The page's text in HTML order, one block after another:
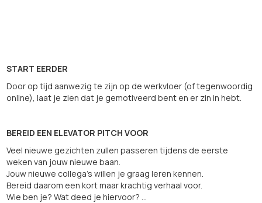
START EERDER
Door op tijd aanwezig te zijn op de werkvloer (of tegenwoordig
online), laat je zien dat je gemotiveerd bent en er zin in hebt.
BEREID EEN ELEVATOR PITCH VOOR
Veel nieuwe gezichten zullen passeren tijdens de eerste
weken van jouw nieuwe baan.
Jouw nieuwe collega's willen je graag leren kennen.
Bereid daarom een kort maar krachtig verhaal voor.
Wie ben je? Wat deed je hiervoor? ...